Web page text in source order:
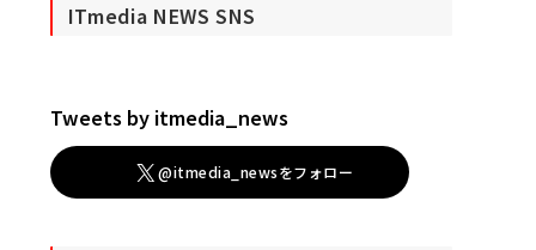
ITmedia NEWS SNS
Tweets by itmedia_news
@itmedia_newsをフォロー